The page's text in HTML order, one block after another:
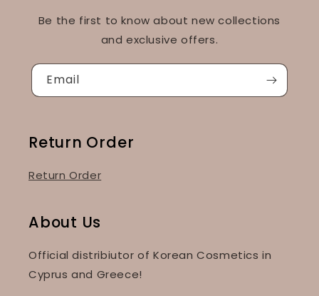
Be the first to know about new collections
and exclusive offers.
Email
Return Order
Return Order
About Us
Official distribiutor of Korean Cosmetics in
Cyprus and Greece!